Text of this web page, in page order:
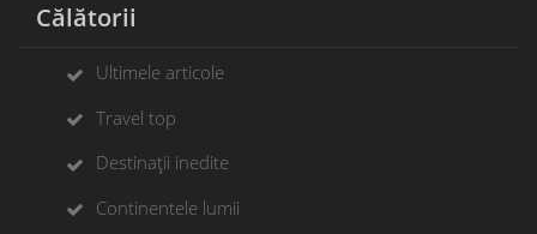
Călătorii
Ultimele articole
Travel top
Destinații inedite
Continentele lumii